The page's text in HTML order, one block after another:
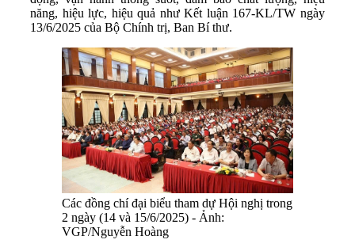
năng, hiệu lực, hiệu quả như Kết luận 167-KL/TW ngày
13/6/2025 của Bộ Chính trị, Ban Bí thư.
Các đồng chí đại biểu tham dự Hội nghị trong
2 ngày (14 và 15/6/2025) - Ảnh:
VGP/Nguyễn Hoàng